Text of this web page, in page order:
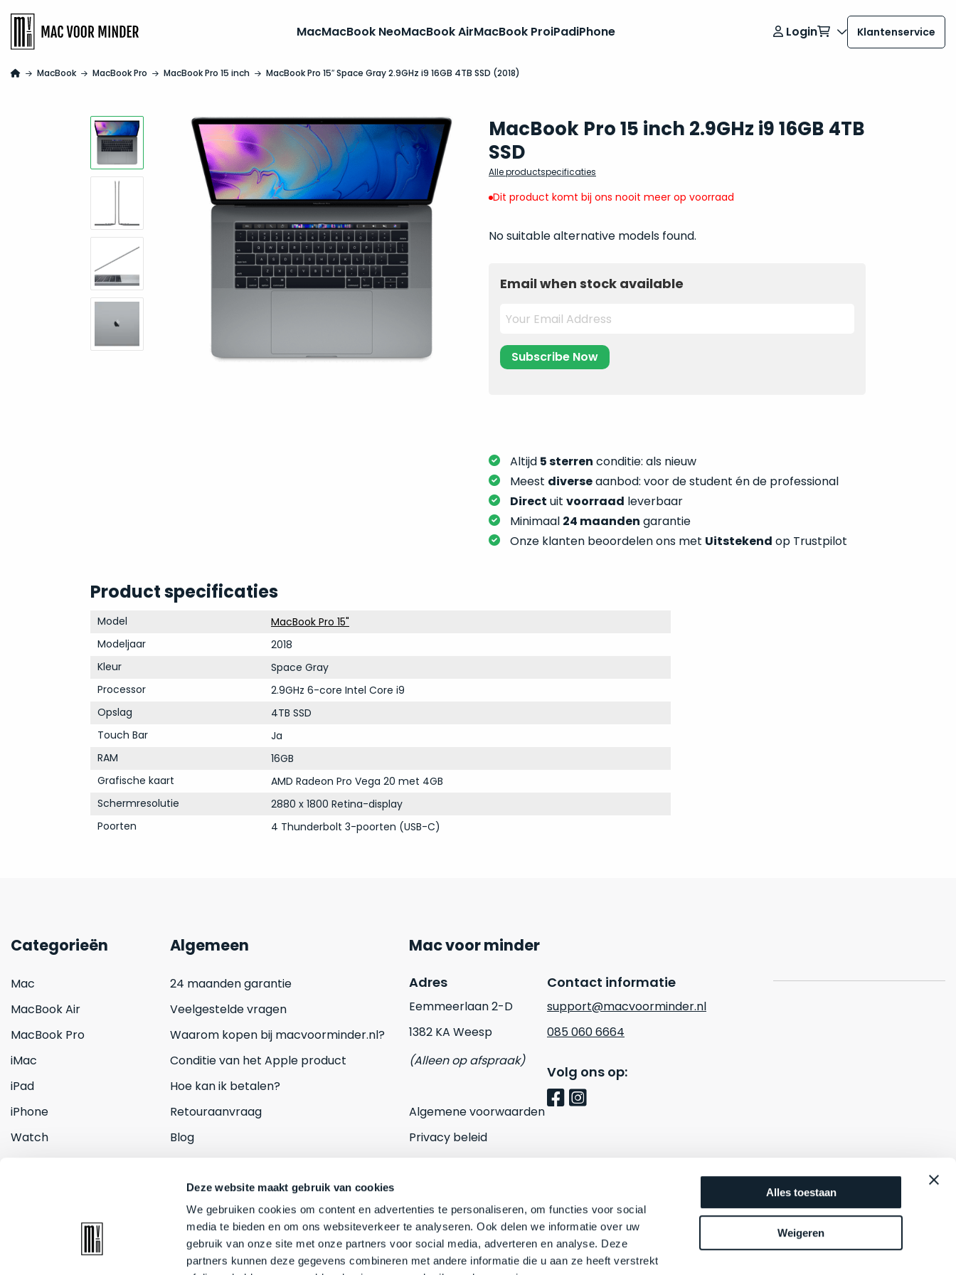
Deze website maakt gebruik van cookies
We gebruiken cookies om content en advertenties te personaliseren, om functies voor social
media te bieden en om ons websiteverkeer te analyseren. Ook delen we informatie over uw
gebruik van onze site met onze partners voor social media, adverteren en analyse. Deze
partners kunnen deze gegevens combineren met andere informatie die u aan ze heeft verstrekt
Alles toestaan
Weigeren
MacMacBook NeoMacBook AirMacBook ProiPadiPhone Login Klantenservice
MacBook MacBook Pro MacBook Pro 15 inch MacBook Pro 15″ Space Gray 2.9GHz i9 16GB 4TB SSD (2018)
MacBook Pro 15 inch 2.9GHz i9 16GB 4TB
SSD
Alle productspecificaties
Dit product komt bij ons nooit meer op voorraad
No suitable alternative models found.
Email when stock available
Altijd 5 sterren conditie: als nieuw
Meest diverseaanbod: voor de student én de professional
Direct uit voorraad leverbaar
Minimaal 24 maanden garantie
Onze klanten beoordelen ons met Uitstekend op Trustpilot
Product specificaties
Model
MacBook Pro 15"
Modeljaar
2018
Kleur
Space Gray
Processor
2.9GHz 6-core Intel Core i9
Opslag
4TB SSD
Touch Bar
Ja
RAM
16GB
Grafische kaart
AMD Radeon Pro Vega 20 met 4GB
Schermresolutie
2880 x 1800 Retina-display
Poorten
4 Thunderbolt 3-poorten (USB-C)
Categorieën
Mac
MacBook Air
MacBook Pro
iMac
iPad
iPhone
Watch
Algemeen
24 maanden garantie
Veelgestelde vragen
Waarom kopen bij macvoorminder.nl?
Conditie van het Apple product
Hoe kan ik betalen?
Retouraanvraag
Blog
Mac voor minder
Adres
Eemmeerlaan 2-D
1382 KA Weesp
(Alleen op afspraak)
Algemene voorwaarden
Privacy beleid
Contact informatie
support@macvoorminder.nl
085 060 6664
Volg ons op: